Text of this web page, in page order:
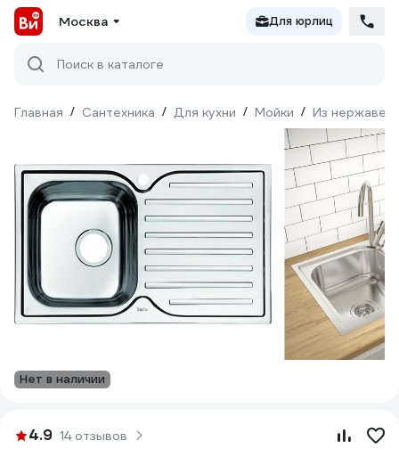
Москва Для юрлиц
Поиск в каталоге
Главная / Сантехника / Для кухни / Мойки / Из
Нет в наличии
4.9 14 отзывов